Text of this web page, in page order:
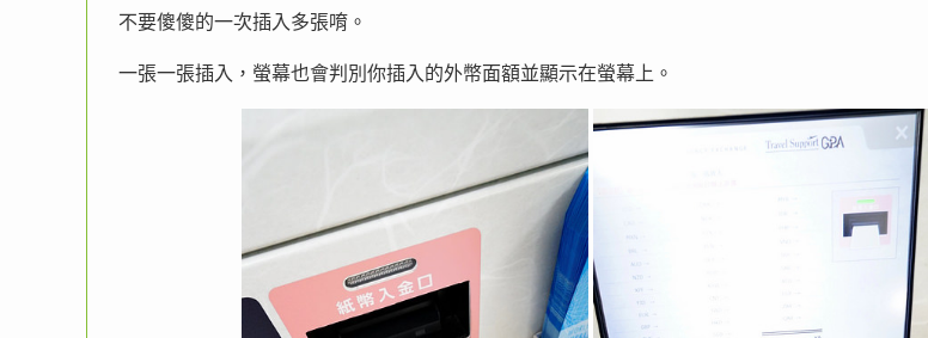
不要傻傻的一次插入多張唷。
一張一張插入，螢幕也會判別你插入的外幣面額並顯示在螢幕上。